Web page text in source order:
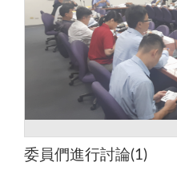
委員們進行討論(1)